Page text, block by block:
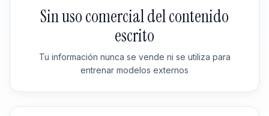
Sin uso comercial del contenido
escrito
Tu información nunca se vende ni se utiliza para
entrenar modelos externos